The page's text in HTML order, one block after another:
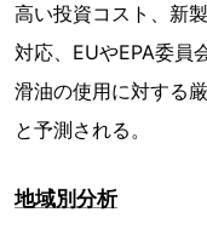
高い投資コスト、新
対応、EUやEPA委員
滑油の使用に対する
と予測される。
地域別分析